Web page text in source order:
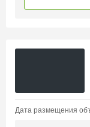
Дата размещения